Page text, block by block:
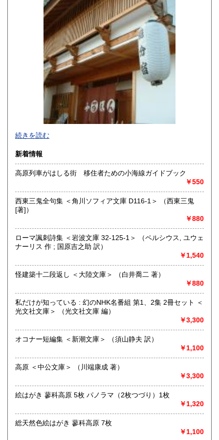
600円 鹿児島県
600円
追分コロニーは「豊かな暮らし」をテーマにした「村の古本
屋」です。人が精神的に豊かな生活を送るための 様々な遊び
的「衣・食・住、アート、音楽、旅、 趣味、健康、文芸、経
済、社会、哲学、政治」 等の幅広いテーマを扱います。
「日本の古本屋」で販売している古本は、隣りの「文化磁場
油や」で一部展示販売も春～秋にしています、堀辰雄、立原
道造、加藤周一などのゆかりの土地柄です。信州にお越しの
沿線名：しなの鉄道
営業時間：12:00〜17:00
定休日：火・水曜日(夏季:毎日営業、冬季:天気次第)
◇近隣であれば書籍の買取をしています。少数であれば店へ
の持ち込み、あるいは量が多い場合はまずは電話などで相談
買取が出来る本とそうでない本があります、メール・電話等
取り扱い分野
哲学宗教、歴史、社会科学、美術工芸、外国文学、趣味、サ
ブカルチャー、古書一般（その他）
続きを読む
新着情報
高原列車がはしる街 移住者ための小海線ガイドブック
￥550
西東三鬼全句集 ＜角川ソフィア文庫 D116-1＞ （西東三鬼
[著]）
￥880
ローマ諷刺詩集 ＜岩波文庫 32-125-1＞ （ペルシウス, ユウェ
ナーリス 作 ; 国原吉之助 訳）
￥1,540
怪建築十二段返し ＜大陸文庫＞ （白井喬二 著）
￥880
私だけが知っている : 幻のNHK名番組 第1、2集 2冊セット ＜
光文社文庫＞ （光文社文庫 編）
￥3,300
オコナー短編集 ＜新潮文庫＞ （須山静夫 訳）
￥1,100
高原 ＜中公文庫＞ （川端康成 著）
￥3,300
絵はがき 蓼科高原 5枚 パノラマ（2枚つづり）1枚
￥1,320
総天然色絵はがき 蓼科高原 7枚
￥1,100